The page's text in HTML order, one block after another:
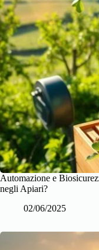
Automazione e
negli Apiari?
02/06/2025